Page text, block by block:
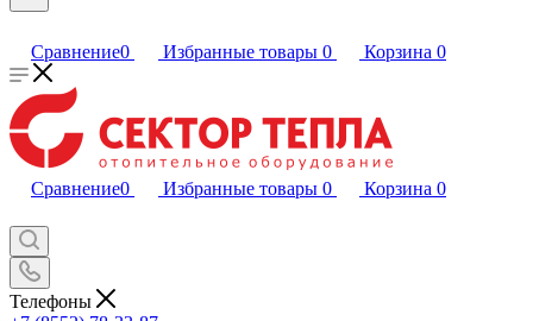
Сравнение0 Избранные товары 0 Корзина 0
Сравнение0 Избранные товары 0 Корзина 0
Телефоны